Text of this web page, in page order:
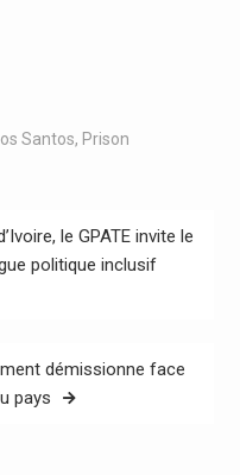
Santos, Prison
le GPATE invite le
politique inclusif
démissionne face
pays